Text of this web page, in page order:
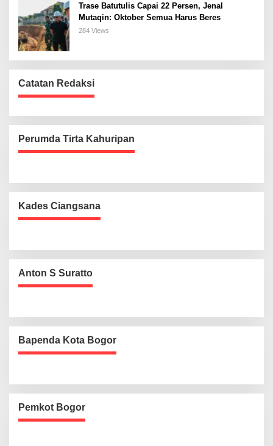
Trase Batutulis Capai 22 Persen, Jenal
Mutaqin: Oktober Semua Harus Beres
284 Views
Catatan Redaksi
Perumda Tirta Kahuripan
Kades Ciangsana
Anton S Suratto
Bapenda Kota Bogor
Pemkot Bogor